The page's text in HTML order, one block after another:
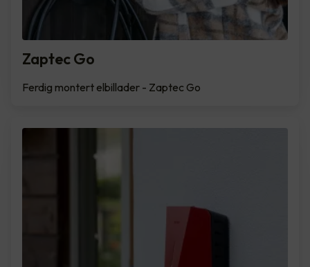
Zaptec Go
Ferdig montert elbillader - Zaptec Go